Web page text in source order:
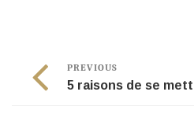
PREVIOUS